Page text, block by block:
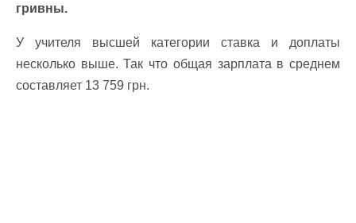
гривны.
У учителя высшей категории ставка и доплаты
несколько выше. Так что общая зарплата в среднем
составляет 13 759 грн.